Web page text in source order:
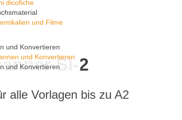
dicofiche
und Filme
und Konvertieren
und Konvertieren
und KonvertierenSI-2
alle Vorlagen bis zu A2